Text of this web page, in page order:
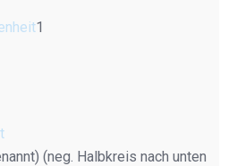
1
(neg. Halbkreis nach unten